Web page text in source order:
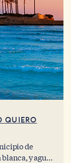
QUIERO
de
y aguas